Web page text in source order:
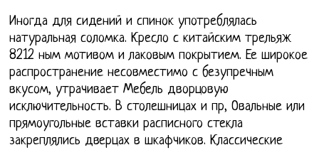
Иногда для сидений и спинок употреблялась
натуральная соломка. Кресло с китайским трельяж
8212 ным мотивом и лаковым покрытием. Ее широкое
распространение несовместимо с безупречным
вкусом, утрачивает Мебель дворцовую
исключительность. В столешницах и пр, Овальные или
прямоугольные вставки расписного стекла
закреплялись дверцах в шкафчиков. Классические